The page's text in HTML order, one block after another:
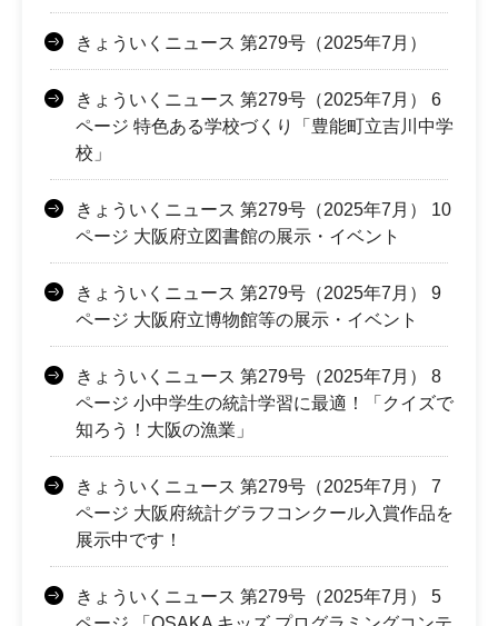
きょういくニュース 第279号（2025年7月）
きょういくニュース 第279号（2025年7月） 6
ページ 特色ある学校づくり「豊能町立吉川中学
校」
きょういくニュース 第279号（2025年7月） 10
ページ 大阪府立図書館の展示・イベント
きょういくニュース 第279号（2025年7月） 9
ページ 大阪府立博物館等の展示・イベント
きょういくニュース 第279号（2025年7月） 8
ページ 小中学生の統計学習に最適！「クイズで
知ろう！大阪の漁業」
きょういくニュース 第279号（2025年7月） 7
ページ 大阪府統計グラフコンクール入賞作品を
展示中です！
きょういくニュース 第279号（2025年7月） 5